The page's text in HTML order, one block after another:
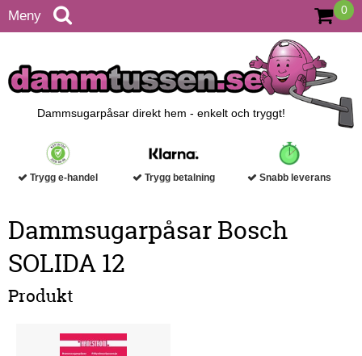
Meny 0
Dammsugarpåsar direkt hem - enkelt och tryggt!
Trygg e-handel Trygg betalning Snabb leverans
Dammsugarpåsar Bosch
SOLIDA 12
Produkt